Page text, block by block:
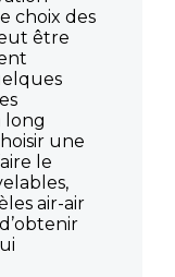
choix des
être
long
une
le
air-air